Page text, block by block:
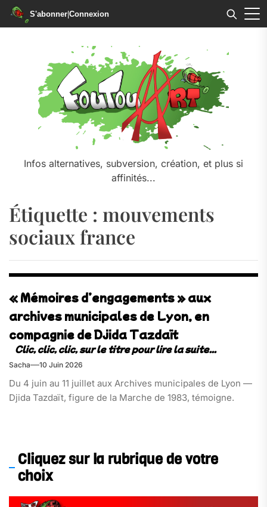
S'abonner|Connexion
Infos alternatives, subversion, création, et plus si
affinités...
Étiquette : mouvements
sociaux france
« Mémoires d’engagements » aux
archives municipales de Lyon, en
compagnie de Djida Tazdaït
Sacha 10 Juin 2026
Du 4 juin au 11 juillet aux Archives municipales de Lyon —
Djida Tazdaït, figure de la Marche de 1983, témoigne.
Cliquez sur la rubrique de votre
choix